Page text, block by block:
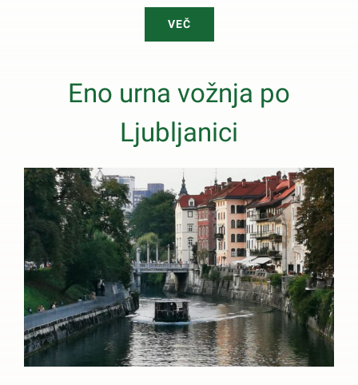
VEČ
Eno urna vožnja po
Ljubljanici